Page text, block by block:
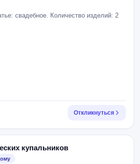
свадебное. Количество изделий: 2
Откликнуться
купальников